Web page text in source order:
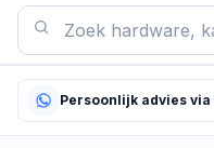
Persoonlijk advies via